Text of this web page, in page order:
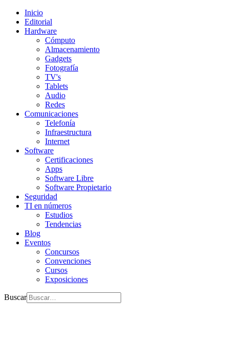
Inicio
Editorial
Hardware
Cómputo
Almacenamiento
Gadgets
Fotografía
TV's
Tablets
Audio
Redes
Comunicaciones
Telefonía
Infraestructura
Internet
Software
Certificaciones
Apps
Software Libre
Software Propietario
Seguridad
TI en números
Estudios
Tendencias
Blog
Eventos
Concursos
Convenciones
Cursos
Exposiciones
Buscar